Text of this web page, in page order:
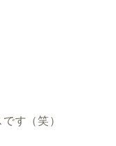
す（笑）